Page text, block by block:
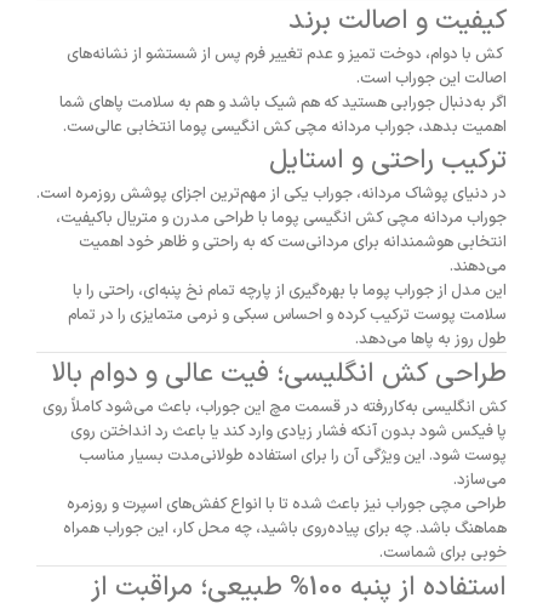
کیفیت و اصالت برند
کش با دوام، دوخت تمیز و عدم تغییر فرم پس از شستشو از نشانه‌های
اصالت این جوراب است.
اگر به‌دنبال جورابی هستید که هم شیک باشد و هم به سلامت پاهای شما
اهمیت بدهد، جوراب مردانه مچی کش انگیسی پوما انتخابی عالی‌ست.
ترکیب راحتی و استایل
در دنیای پوشاک مردانه، جوراب یکی از مهم‌ترین اجزای پوشش روزمره است.
جوراب مردانه مچی کش انگیسی پوما با طراحی مدرن و متریال باکیفیت،
انتخابی هوشمندانه برای مردانی‌ست که به راحتی و ظاهر خود اهمیت
می‌دهند.
این مدل از جوراب پوما با بهره‌گیری از پارچه تمام نخ پنبه‌ای، راحتی را با
سلامت پوست ترکیب کرده و احساس سبکی و نرمی متمایزی را در تمام
طول روز به پاها می‌دهد.
طراحی کش انگلیسی؛ فیت عالی و دوام بالا
کش انگلیسی به‌کاررفته در قسمت مچ این جوراب، باعث می‌شود کاملاً روی
پا فیکس شود بدون آنکه فشار زیادی وارد کند یا باعث رد انداختن روی
پوست شود. این ویژگی آن را برای استفاده طولانی‌مدت بسیار مناسب
می‌سازد.
طراحی مچی جوراب نیز باعث شده تا با انواع کفش‌های اسپرت و روزمره
هماهنگ باشد. چه برای پیاده‌روی باشید، چه محل کار، این جوراب همراه
خوبی برای شماست.
استفاده از پنبه 100% طبیعی؛ مراقبت از